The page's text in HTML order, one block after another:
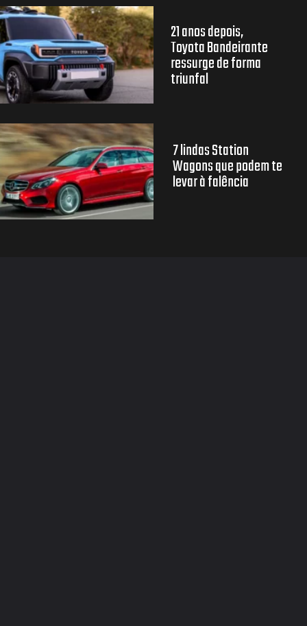
21 anos depois,
Toyota Bandeirante
ressurge de forma
triunfal
7 lindas Station
Wagons que podem te
levar à falência